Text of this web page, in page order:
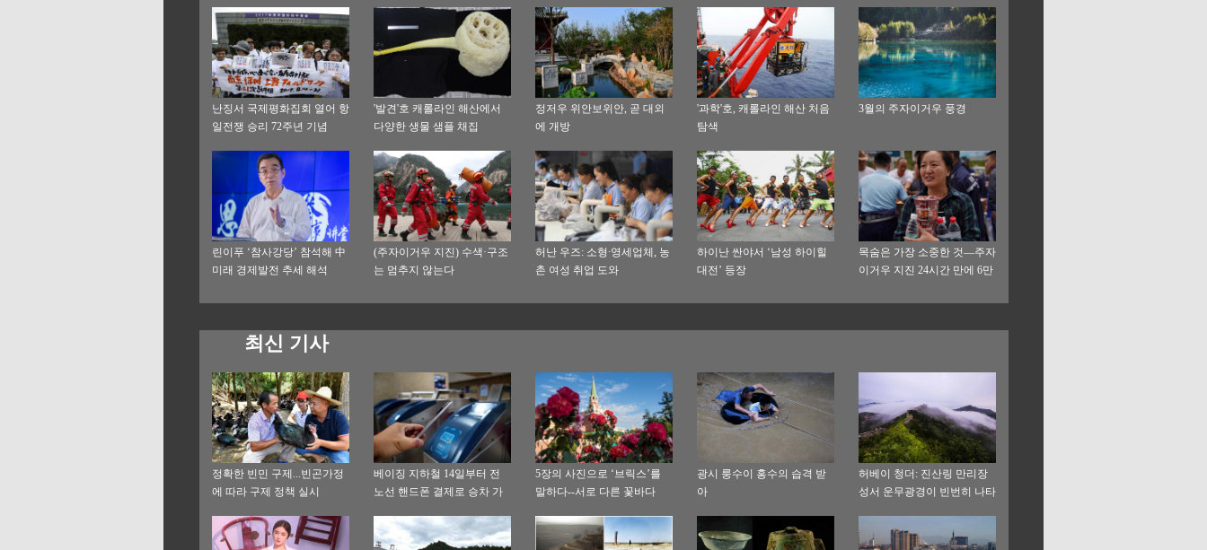
난징서 국제평화집회 열어 항
일전쟁 승리 72주년 기념
'발견'호 캐롤라인 해산에서
다양한 생물 샘플 채집
정저우 위안보위안, 곧 대외
에 개방
'과학'호, 캐롤라인 해산 처음
탐색
3월의 주자이거우 풍경
린이푸 ‘참사강당’ 참석해 中
미래 경제발전 추세 해석
(주자이거우 지진) 수색·구조
는 멈추지 않는다
허난 우즈: 소형∙영세업체, 농
촌 여성 취업 도와
하이난 싼야서 ‘남성 하이힐
대전’ 등장
목숨은 가장 소중한 것—주자
이거우 지진 24시간 만에 6만
수 있었던 비하인드 스토리
최신 기사
정확한 빈민 구제...빈곤가정
에 따라 구제 정책 실시
베이징 지하철 14일부터 전
노선 핸드폰 결제로 승차 가
5장의 사진으로 ‘브릭스’를
말하다--서로 다른 꽃바다
광시 룽수이 홍수의 습격 받
아
허베이 청더: 진산링 만리장
성서 운무광경이 빈번히 나타